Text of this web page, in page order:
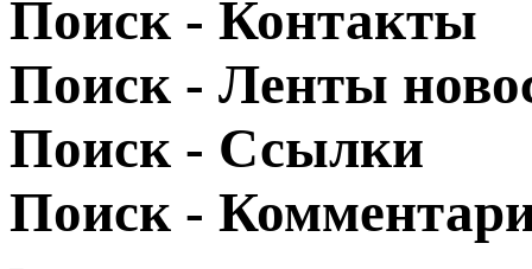
Поиск - Контакты
Поиск - Ленты
Поиск - Ссылки
Поиск -